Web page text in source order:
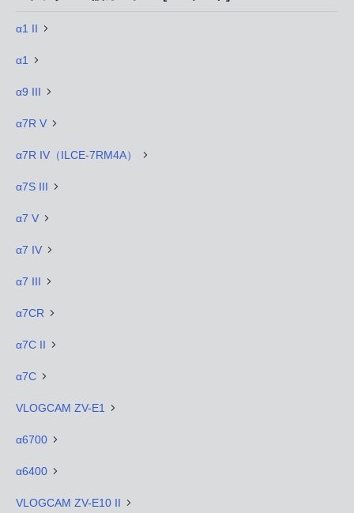
α1 II
α1
α9 III
α7R V
α7R IV（ILCE-7RM4A）
α7S III
α7 V
α7 IV
α7 III
α7CR
α7C II
α7C
VLOGCAM ZV-E1
α6700
α6400
VLOGCAM ZV-E10 II